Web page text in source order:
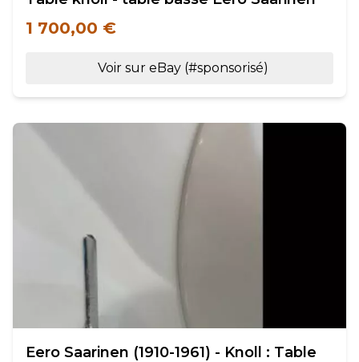
1 700,00 €
Voir sur eBay (#sponsorisé)
Eero Saarinen (1910-1961) - Knoll : Table